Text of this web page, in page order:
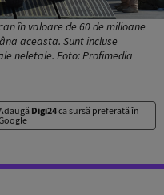
în valoare de 60 de milioane
aceasta. Sunt incluse
neletale. Foto: Profimedia
Digi24ca sursă preferată în